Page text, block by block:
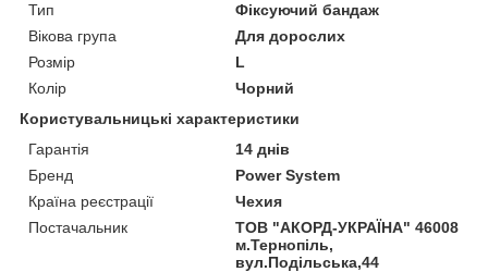
Тип
Фіксуючий бандаж
Вікова група
Для дорослих
Розмір
L
Колір
Чорний
Користувальницькі характеристики
Гарантія
14 днів
Бренд
Power System
Країна реєстрації
Чехия
Постачальник
ТОВ "АКОРД-УКРАЇНА" 46008
м.Тернопіль,
вул.Подільська,44